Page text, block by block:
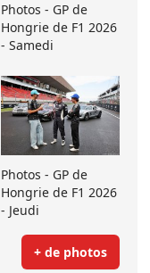
Photos - GP de
Hongrie de F1 2026
- Samedi
Photos - GP de
Hongrie de F1 2026
- Jeudi
+ de photos